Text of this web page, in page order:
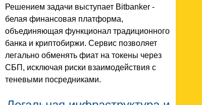
Решением задачи выступает Bitbanker -
белая финансовая платформа,
объединяющая функционал традиционного
банка и криптобиржи. Сервис позволяет
легально обменять фиат на токены через
СБП, исключая риски взаимодействия с
теневыми посредниками.